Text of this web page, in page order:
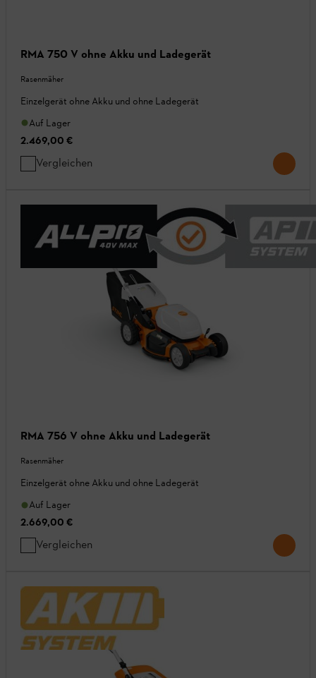
RMA 750 V ohne Akku und Ladegerät
Rasenmäher
Einzelgerät ohne Akku und ohne Ladegerät
Auf Lager
2.469,00 €
Vergleichen
RMA 756 V ohne Akku und Ladegerät
Rasenmäher
Einzelgerät ohne Akku und ohne Ladegerät
Auf Lager
2.669,00 €
Vergleichen